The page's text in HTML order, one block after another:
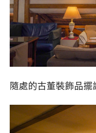
隨處的古董裝飾品